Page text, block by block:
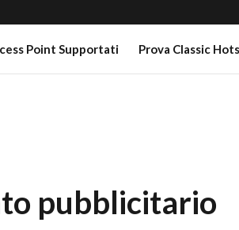
Point Supportati Prova Classic
pubblicitario